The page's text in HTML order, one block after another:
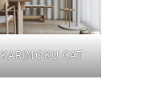
KARIMOKU CAT